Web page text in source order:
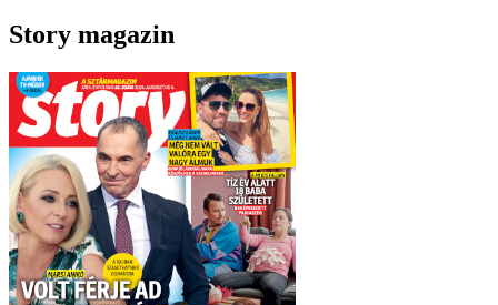
Story magazin